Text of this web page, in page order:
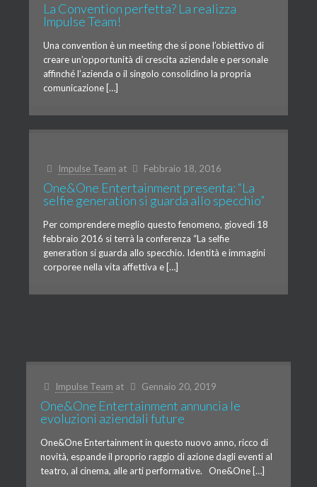
La Convention perfetta? La realizza
Impulse Team!
Una convention è un meeting che si pone l’obiettivo di
creare un’opportunità di crescita aziendale e personale
affinché l’azienda o il singolo consolidino la propria
comunicazione […]
Impulse Team at Febbraio 18, 2016
One&One Entertainment presenta: “La
selfie generation si guarda allo specchio”
Per comprendere meglio questo fenomeno, giovedì 18
febbraio 2016 si terrà la conferenza “La selfie
generation si guarda allo specchio. Identità e immagini
corporee nella vita affettiva e […]
Impulse Team at Gennaio 20, 2019
One&One Entertainment annuncia le
evoluzioni aziendali future
One&One Entertainment in questo nuovo anno, ricco di
novità, espande il proprio raggio di azione dagli eventi al
teatro, al cinema, alle arti performative. One&One […]